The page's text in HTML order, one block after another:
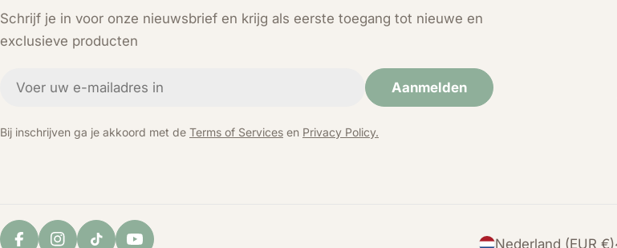
Schrijf je in voor onze nieuwsbrief en krijg als eerste toegang tot nieuwe en
exclusieve producten
Aanmelden
Bij inschrijven ga je akkoord met de Terms of Services en Privacy Policy.
Nederland (EUR €)